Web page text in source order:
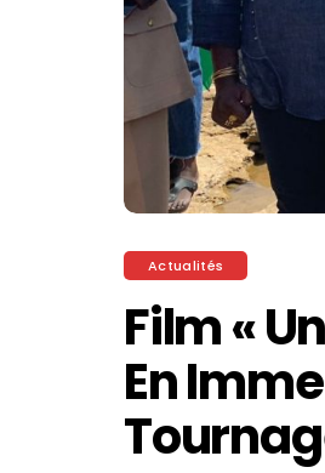
Actualités
Film «
En